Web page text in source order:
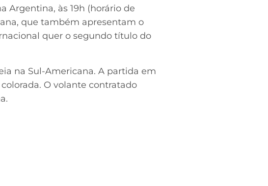
Argentina, às 19h (horário de
que também apresentam o
quer o segundo título do
na Sul-Americana. A partida em
O volante contratado